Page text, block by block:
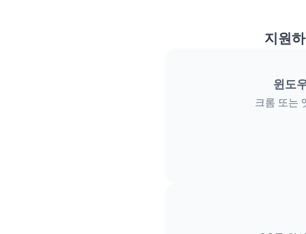
지원
윈도
크롬 또는